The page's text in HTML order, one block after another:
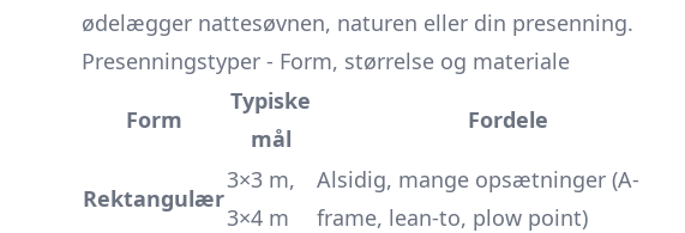
ødelægger nattesøvnen, naturen eller din presenning.
Presenningstyper - Form, størrelse og materiale
Form
Typiske
mål
Fordele
Rektangulær
3×3 m,
3×4 m
Alsidig, mange opsætninger (A-
frame, lean-to, plow point)